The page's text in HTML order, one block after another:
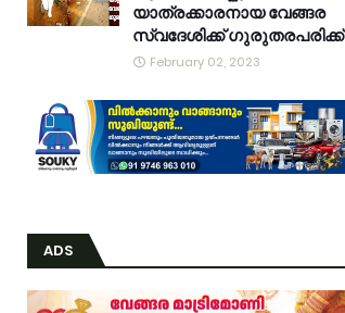
യാത്രക്കാരനായ വേങ്ങര
സ്വദേശിക്ക് ഗുരുതരപരിക്ക്
February 02, 2023
ADS